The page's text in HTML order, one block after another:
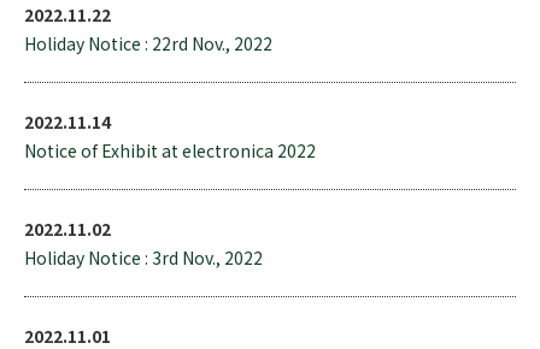
2022.11.22
Holiday Notice : 22rd Nov., 2022
2022.11.14
Notice of Exhibit at electronica 2022
2022.11.02
Holiday Notice : 3rd Nov., 2022
2022.11.01